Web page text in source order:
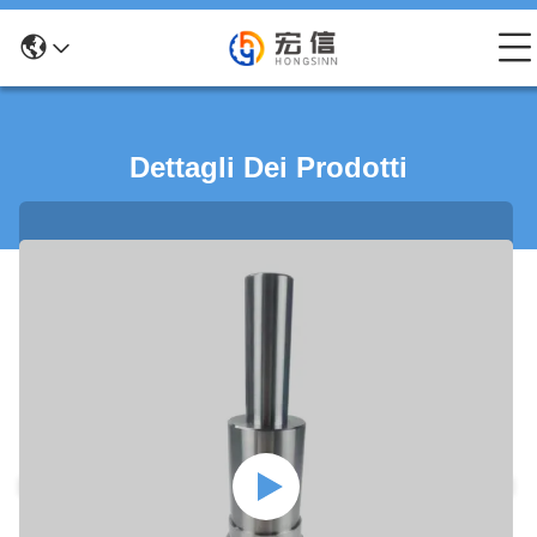
Dettagli Dei Prodotti